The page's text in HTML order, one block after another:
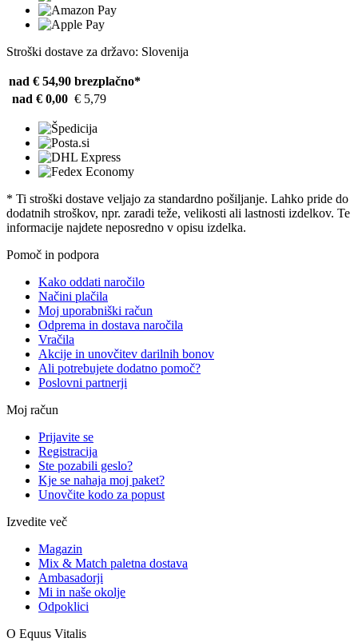
Stroški dostave za državo: Slovenija
nad € 54,90 brezplačno*
nad € 0,00 € 5,79
* Ti stroški dostave veljajo za standardno pošiljanje. Lahko pride do
dodatnih stroškov, npr. zaradi teže, velikosti ali lastnosti izdelkov. Te
informacije najdete neposredno v opisu izdelka.
Pomoč in podpora
Kako oddati naročilo
Načini plačila
Moj uporabniški račun
Odprema in dostava naročila
Vračila
Akcije in unovčitev darilnih bonov
Ali potrebujete dodatno pomoč?
Poslovni partnerji
Moj račun
Prijavite se
Registracija
Ste pozabili geslo?
Kje se nahaja moj paket?
Unovčite kodo za popust
Izvedite več
Magazin
Mix & Match paletna dostava
Ambasadorji
Mi in naše okolje
Odpoklici
O Equus Vitalis